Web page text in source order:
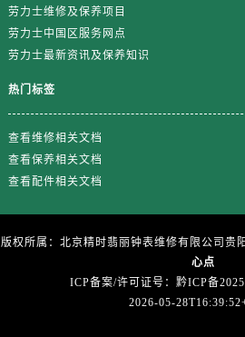
劳力士维修及保养项目
劳力士中国区服务网点
劳力士最新资讯及保养知识
热门标签
查看维修相关文档
查看保养相关文档
查看配件相关文档
版权所属：北京精时翡丽钟表维修有限公司贵
心点
ICP备案/许可证号：黔ICP备
2026-05-